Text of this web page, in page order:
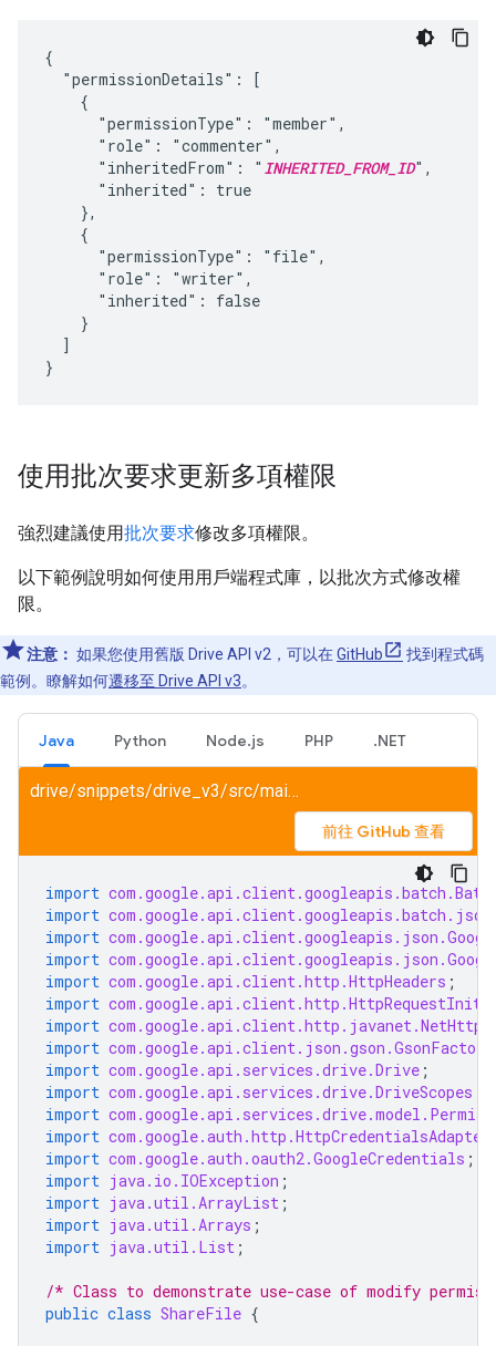
{
  "permissionDetails": [
    {
      "permissionType": "member",
      "role": "commenter",
      "inheritedFrom": "
INHERITED_FROM_ID",
      "inherited": true
    },
    {
      "permissionType": "file",
      "role": "writer",
      "inherited": false
    }
  ]
}
使用批次要求更新多項權限
強烈建議使用批次要求修改多項權限。
以下範例說明如何使用用戶端程式庫，以批次方式修改權
限。
注意： 如果您使用舊版 Drive API v2，可以在GitHub
找到程式碼
範例。瞭解如何遷移至 Drive API v3。
Java Python Node.js PHP .NET
drive/snippets/drive_v3/src/main/java/ShareFile.java
前往 GitHub 查看
import
import
import
import
import com.google.api.client.http.HttpHeaders ;
import
import
import com.google.api.client.json.gson.GsonFactory
import com.google.api.services.drive.Drive ;
import com.google.api.services.drive.DriveScopes
import
import com.google.auth.http.HttpCredentialsAdapter
import com.google.auth.oauth2.GoogleCredentials ;
import java.io.IOException ;
import java.util.ArrayList ;
import java.util.Arrays ;
import java.util.List ;
/* Class to demonstrate use-case of modify
public class ShareFile {